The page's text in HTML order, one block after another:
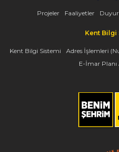
Projeler Faaliyetler
Kent Bilgi
Kent Bilgi Sistemi Adres İşlemleri
E-İmar Planı